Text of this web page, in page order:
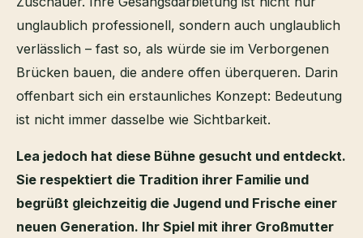
unglaublich professionell, sondern auch unglaublich
verlässlich – fast so, als würde sie im Verborgenen
Brücken bauen, die andere offen überqueren. Darin
offenbart sich ein erstaunliches Konzept: Bedeutung
ist nicht immer dasselbe wie Sichtbarkeit.
Lea jedoch hat diese Bühne gesucht und entdeckt.
Sie respektiert die Tradition ihrer Familie und
begrüßt gleichzeitig die Jugend und Frische einer
neuen Generation. Ihr Spiel mit ihrer Großmutter